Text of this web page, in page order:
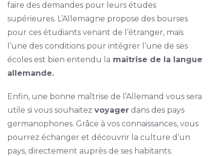
faire des demandes pour leurs études
supérieures. L’Allemagne propose des bourses
pour ces étudiants venant de l’étranger, mais
l’une des conditions pour intégrer l’une de ses
écoles est bien entendu la maîtrise de la langue
allemande.
Enfin, une bonne maîtrise de l’Allemand vous sera
utile si vous souhaitez voyagerdans des pays
germanophones. Grâce à vos connaissances, vous
pourrez échanger et découvrir la culture d’un
pays, directement auprès de ses habitants.